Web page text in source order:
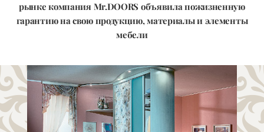
рынке компания Mr.DOORS объявила пожизненную
гарантию на свою продукцию, материалы и элементы
мебели